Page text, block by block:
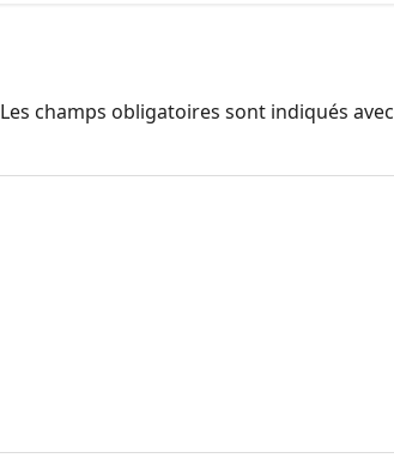
Les champs obligatoires sont indiqués avec